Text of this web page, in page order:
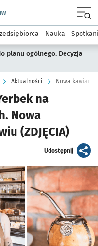
Strategia
Nauka
planu ogólnego. Decyzja
Aktualności Nowa
na
Nowa
(ZDJĘCIA)
Udostępnijartykuł